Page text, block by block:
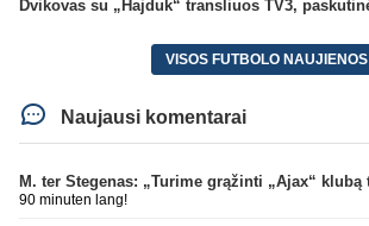
VISOS FUTBOLO NAUJIENOS
Naujausi komentarai
90 minuten lang!